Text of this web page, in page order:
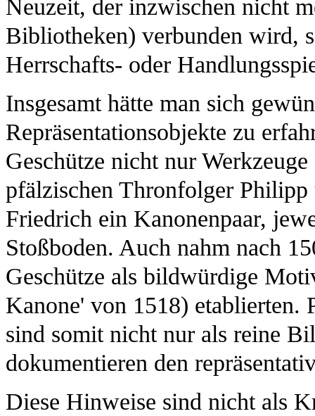
Neuzeit, der inzwischen nicht
Bibliotheken) verbunden wird,
Herrschafts- oder
Insgesamt hätte man sich
Repräsentationsobjekte zu
Geschütze nicht nur
pfälzischen Thronfolger
Friedrich ein Kanonenpaar,
Stoßboden. Auch nahm nach
Geschütze als bildwürdige
Kanone' von 1518) etablierten.
sind somit nicht nur als reine
dokumentieren den
Diese Hinweise sind nicht als